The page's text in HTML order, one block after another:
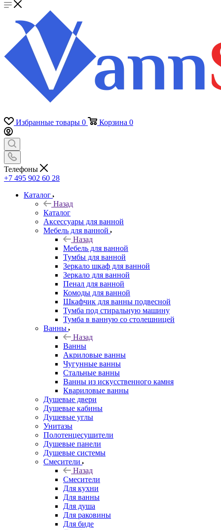
Избранные товары 0 Корзина 0
Телефоны
+7 495 902 60 28
Каталог
Назад
Каталог
Аксессуары для ванной
Мебель для ванной
Назад
Мебель для ванной
Тумбы для ванной
Зеркало шкаф для ванной
Зеркало для ванной
Пенал для ванной
Комоды для ванной
Шкафчик для ванны подвесной
Тумба под стиральную машину
Тумба в ванную со столешницей
Ванны
Назад
Ванны
Акриловые ванны
Чугунные ванны
Стальные ванны
Ванны из искусственного камня
Квариловые ванны
Душевые двери
Душевые кабины
Душевые углы
Унитазы
Полотенцесушители
Душевые панели
Душевые системы
Смесители
Назад
Смесители
Для кухни
Для ванны
Для душа
Для раковины
Для биде